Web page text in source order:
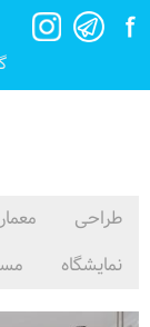
طراحی
نمایشگاه